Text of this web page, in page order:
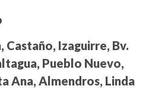
Izaguirre, Bv.
Pueblo Nuevo,
Ana, Almendros, Linda